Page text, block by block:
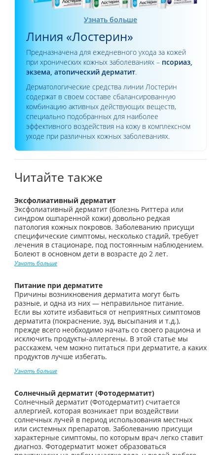
Узнать больше
Линия «Лостерин»
Предназначена для ежедневного ухода за кожей
при хронических кожных заболеваниях – псориаз,
экзема, атопический дерматит.
Дерматологические средства линии Лостерин
содержат в своем составе сбалансированную
комбинацию активных действующих веществ,
специально подобранных для наиболее
эффективного воздействия на кожу в комплексном
уходе при различных кожных заболеваниях.
Читайте также
Эксфолиативный дерматит
Эксфолиативный дерматит (болезнь Риттера или
синдром ошпаренной кожи) довольно редкая
патология кожных покровов. Заболеванию присущи
специфические симптомы, несколько стадий, требует
лечения в стационаре, под постоянным наблюдением.
Болеют в основном дети в возрасте до 2 лет.
Узнать больше
Питание при дерматите
Причины возникновения дерматита могут быть
разные, и одна из них — неправильное питание.
Если вы хотите избавиться от неприятных симптомов
дерматита (покраснение, зуд, высыпания и т.д.),
прежде всего необходимо начать со своего рациона и
исключить продукты-аллергены. В этой статье мы
расскажем, чем можно питаться при дерматите, а каких
продуктов лучше избегать.
Узнать больше
Солнечный дерматит (Фотодерматит)
Солнечный дерматит (Фотодерматит) считается
аллергией, которая возникает при воздействии
солнечных лучей в период использования местных
или системных препаратов. Заболеванию присущи
характерные симптомы, по которым врач легко ставит
диагноз. Фотодерматит может образоваться